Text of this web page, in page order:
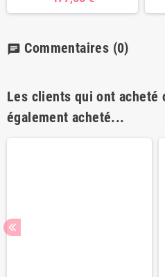
chat Commentaires (0)
Les clients qui ont acheté
également acheté...